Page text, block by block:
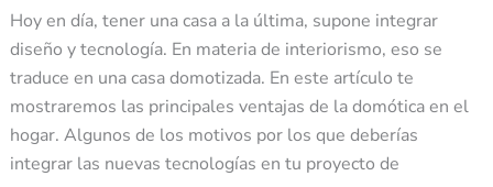
Hoy en día, tener una casa a la última, supone integrar
diseño y tecnología. En materia de interiorismo, eso se
traduce en una casa domotizada. En este artículo te
mostraremos las principales ventajas de la domótica en el
hogar. Algunos de los motivos por los que deberías
integrar las nuevas tecnologías en tu proyecto de